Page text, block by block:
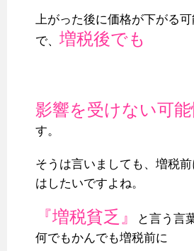
上がった後に価格が下がる
で、 増税後でも
影響を受けない可能
す。
そうは言いましても、増税
はしたいですよね。
『増税貧乏』
と言う言
何でもかんでも増税前に